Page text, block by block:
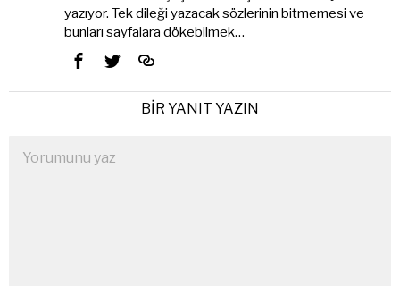
yazıyor. Tek dileği yazacak sözlerinin bitmemesi ve
bunları sayfalara dökebilmek…
BIR YANIT YAZIN